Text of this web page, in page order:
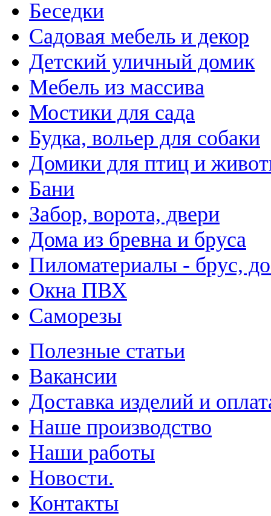
Беседки
Садовая мебель и декор
Детский уличный домик
Мебель из массива
Мостики для сада
Будка, вольер для собаки
Домики для птиц и
Бани
Забор, ворота, двери
Дома из бревна и бруса
Пиломатериалы - брус,
Окна ПВХ
Саморезы
Полезные статьи
Вакансии
Доставка изделий и
Наше производство
Наши работы
Новости.
Контакты